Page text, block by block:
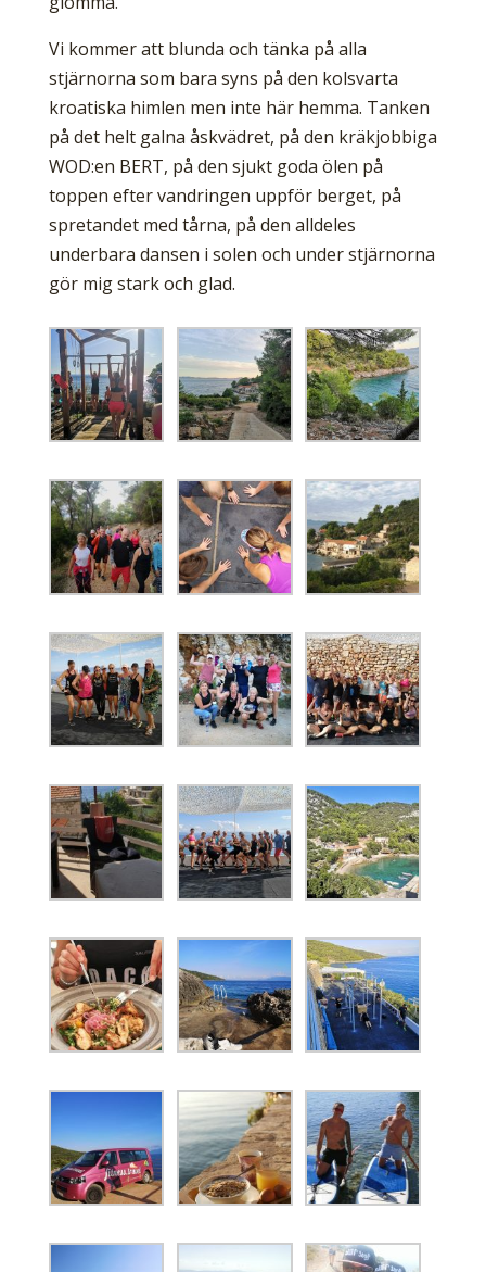
Vi kommer att blunda och tänka på alla
stjärnorna som bara syns på den kolsvarta
kroatiska himlen men inte här hemma. Tanken
på det helt galna åskvädret, på den kräkjobbiga
WOD:en BERT, på den sjukt goda ölen på
toppen efter vandringen uppför berget, på
spretandet med tårna, på den alldeles
underbara dansen i solen och under stjärnorna
gör mig stark och glad.